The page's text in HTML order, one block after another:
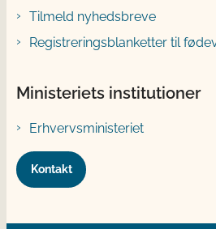
Tilmeld nyhedsbreve
Registreringsblanketter til
Ministeriets institutioner
Erhvervsministeriet
Kontakt